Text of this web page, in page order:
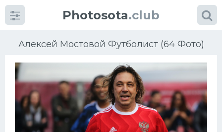
Photosota.club
Алексей Мостовой Футболист (64 Фото)
КатегорииФото